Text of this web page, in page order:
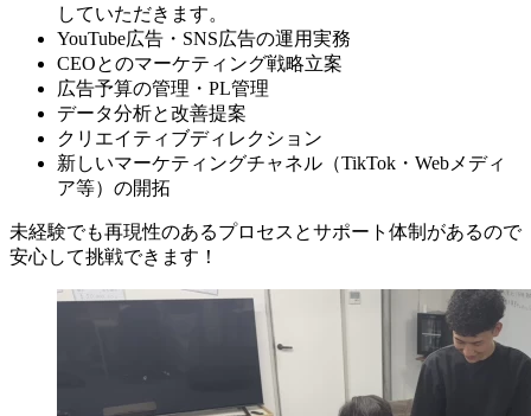
していただきます。
YouTube広告・SNS広告の運用実務
CEOとのマーケティング戦略立案
広告予算の管理・PL管理
データ分析と改善提案
クリエイティブディレクション
新しいマーケティングチャネル（TikTok・Webメディ
ア等）の開拓
未経験でも再現性のあるプロセスとサポート体制があるので
安心して挑戦できます！